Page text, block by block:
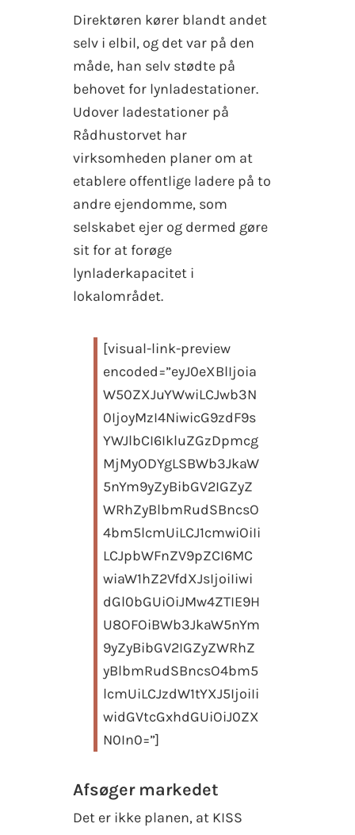
Direktøren kører blandt andet
selv i elbil, og det var på den
måde, han selv stødte på
behovet for lynladestationer.
Udover ladestationer på
Rådhustorvet har
virksomheden planer om at
etablere offentlige ladere på to
andre ejendomme, som
selskabet ejer og dermed gøre
sit for at forøge
lynladerkapacitet i
lokalområdet.
[visual-link-preview
encoded=”eyJ0eXBlIjoia
W50ZXJuYWwiLCJwb3N
0IjoyMzI4NiwicG9zdF9s
YWJlbCI6IkluZGzDpmcg
MjMyODYgLSBWb3JkaW
5nYm9yZyBibGV2IGZyZ
WRhZyBlbmRudSBncsO
4bm5lcmUiLCJ1cmwiOiIi
LCJpbWFnZV9pZCI6MC
wiaW1hZ2VfdXJsIjoiIiwi
dGl0bGUiOiJMw4ZTIE9H
U8OFOiBWb3JkaW5nYm
9yZyBibGV2IGZyZWRhZ
yBlbmRudSBncsO4bm5
lcmUiLCJzdW1tYXJ5IjoiIi
widGVtcGxhdGUiOiJ0ZX
N0In0=”]
Afsøger markedet
Det er ikke planen, at KISS